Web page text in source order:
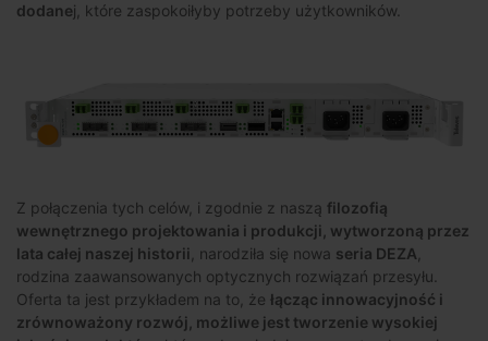
dodanej, które zaspokoiłyby potrzeby użytkowników.
Z połączenia tych celów, i zgodnie z naszą filozofią
wewnętrznego projektowania i produkcji, wytworzoną przez
lata całej naszej historii , narodziła się nowa seria DEZA
rodzina zaawansowanych optycznych rozwiązań przesyłu.
Oferta ta jest przykładem na to, że łącząc innowacyjność i
zrównoważony rozwój, możliwe jest tworzenie wysokiej